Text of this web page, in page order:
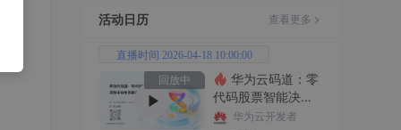
活动日历 查看更多
直播时间 2026-04-18 10:00:00
回放中
代码股票智能决策
平台全功能实战
华为云开发者